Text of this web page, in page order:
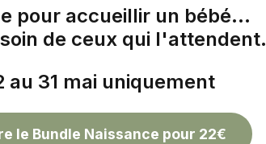
pour accueillir un bébé…
de ceux qui l'attendent.
au 31 mai uniquement
le Bundle Naissance pour 22€